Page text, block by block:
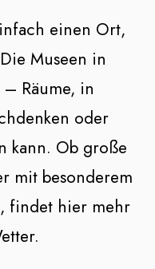
einen Ort,
Museen in
Räume, in
oder
kann. Ob große
mit besonderem
findet hier mehr